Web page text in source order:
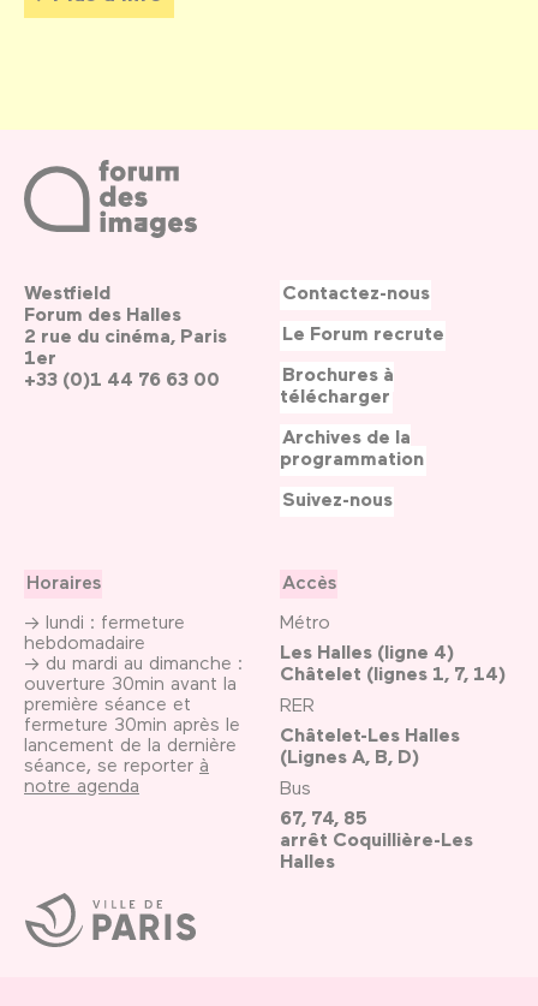
Ville
de
Paris
Westfield
Forum des Halles
2 rue du cinéma, Paris
1er
+33 (0)1 44 76 63 00
Horaires
→ lundi : fermeture
hebdomadaire
→ du mardi au dimanche :
ouverture 30min avant la
première séance et
fermeture 30min après le
lancement de la dernière
séance, se reporter à
notre agenda
Accès
Métro
Les Halles (ligne 4)
Châtelet (lignes 1, 7, 14)
RER
Châtelet-Les Halles
(Lignes A, B, D)
Bus
67, 74, 85
arrêt Coquillière-Les
Halles
Contactez-nous
Le Forum recrute
Brochures à
télécharger
Archives de la
programmation
Suivez-nous